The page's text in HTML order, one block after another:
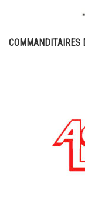
COMMANDITAIRES